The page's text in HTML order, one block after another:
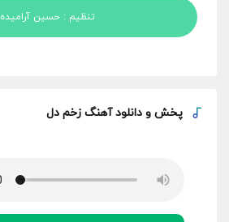
تنظیم : حسین آرامیده
پخش و دانلود آهنگ زخم دل